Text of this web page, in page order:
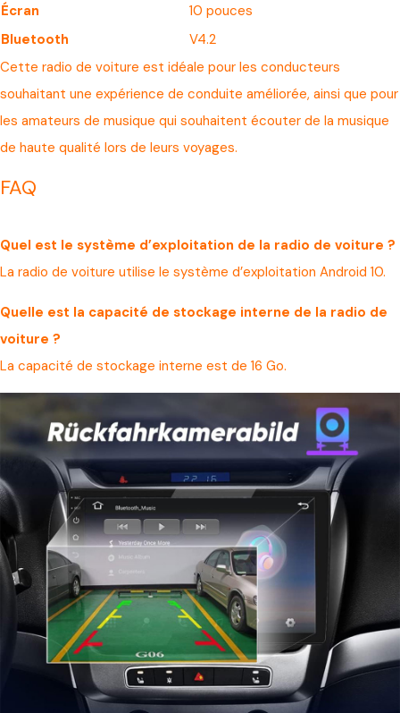
Écran
10 pouces
Bluetooth
V4.2
Cette radio de voiture est idéale pour les conducteurs
souhaitant une expérience de conduite améliorée, ainsi que pour
les amateurs de musique qui souhaitent écouter de la musique
de haute qualité lors de leurs voyages.
FAQ
Quel est le système d’exploitation de la radio de voiture ?
La radio de voiture utilise le système d’exploitation Android 10.
Quelle est la capacité de stockage interne de la radio de
voiture ?
La capacité de stockage interne est de 16 Go.